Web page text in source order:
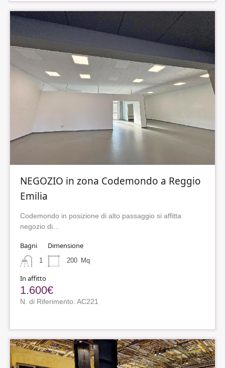
NEGOZIO in zona Codemondo a Reggio
Emilia
Codemondo in posizione di alto passaggio si affitta
negozio di…
Bagni
1
Dimensione
200 Mq
In affitto
1.600€
N. di Riferimento: AC221